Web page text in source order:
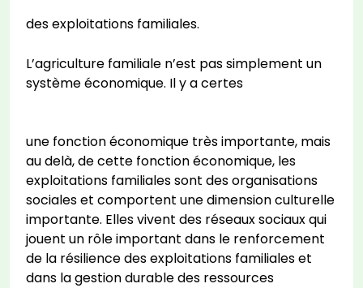
des exploitations familiales.
L’agriculture familiale n’est pas simplement un
système économique. Il y a certes
une fonction économique très importante, mais
au delà, de cette fonction économique, les
exploitations familiales sont des organisations
sociales et comportent une dimension culturelle
importante. Elles vivent des réseaux sociaux qui
jouent un rôle important dans le renforcement
de la résilience des exploitations familiales et
dans la gestion durable des ressources